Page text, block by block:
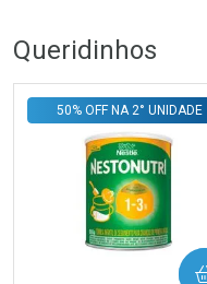
Queridinhos
50% OFF NA 2° UNIDADE
COMPRAR